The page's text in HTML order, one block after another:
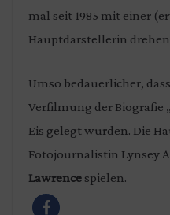
mal seit 1985 mit einer
Hauptdarstellerin
Umso bedauerlicher,
Verfilmung der Biografie
Eis gelegt wurden. Die
Fotojournalistin Lynsey
Lawrence spielen.